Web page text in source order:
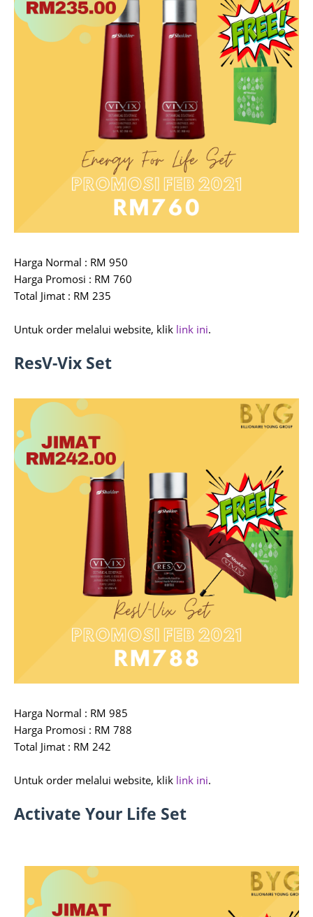
Harga Normal : RM 950
Harga Promosi : RM 760
Total Jimat : RM 235
Untuk order melalui website, klik link ini.
ResV-Vix Set
Harga Normal : RM 985
Harga Promosi : RM 788
Total Jimat : RM 242
Untuk order melalui website, klik link ini.
Activate Your Life Set